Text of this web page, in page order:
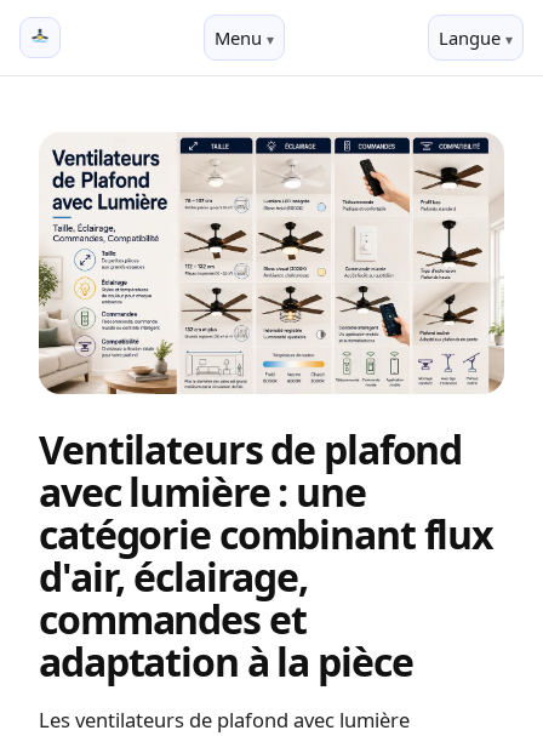
Menu Langue
Ventilateurs de plafond
avec lumière : une
catégorie combinant flux
d'air, éclairage,
commandes et
adaptation à la pièce
Les ventilateurs de plafond avec lumière